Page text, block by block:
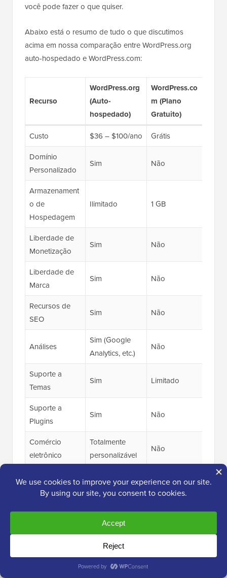
você pode fazer o que quiser.
Abaixo está o resumo de tudo o que discutimos
acima em nossa comparação entre WordPress.org
auto-hospedado e WordPress.com:
Recurso
WordPress.org
(Auto-
hospedado)
WordPress.co
m (Plano
Gratuito)
Custo
$36 – $100/ano Grátis
Domínio
Personalizado
Sim Não
Armazenament
o de
Hospedagem
Ilimitado 1 GB
Liberdade de
Monetização
Sim Não
Liberdade de
Marca
Sim Não
Recursos de
SEO
Sim Não
Análises
Sim (Google
Analytics, etc.)
Não
Suporte a
Temas
Sim Limitado
Suporte a
Plugins
Sim Não
Comércio
eletrônico
Totalmente
personalizável
Não
Membros
Sim Não Sim
Opções de
Desenvolvedor
Extensivo Limitado